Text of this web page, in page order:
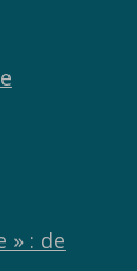
» : de